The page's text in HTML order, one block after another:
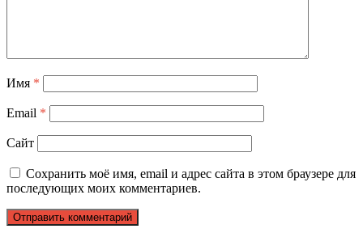
Имя *
Email *
Сайт
Сохранить моё имя, email и адрес сайта в этом браузере для
последующих моих комментариев.